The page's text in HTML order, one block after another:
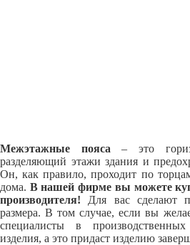
Межэтажные пояса – это
разделяющий этажи здания и
Он, как правило, проходит по
дома. В нашей фирме вы можете
производителя! Для вас сделают
размера. В том случае, если вы
специалисты в
изделия, а это придаст изделию